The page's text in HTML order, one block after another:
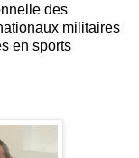
des
militaires
en sports